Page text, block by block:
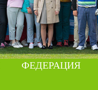
ФЕДЕРАЦИЯ